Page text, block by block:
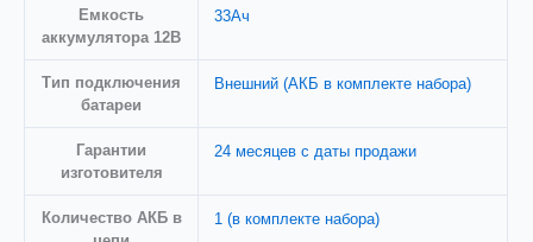
Емкость
аккумулятора 12В
33Ач
Тип подключения
батареи
Внешний (АКБ в комплекте набора)
Гарантии
изготовителя
24 месяцев с даты продажи
Количество АКБ в
1 (в комплекте набора)